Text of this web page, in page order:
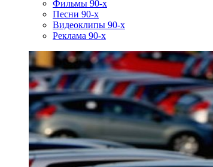
Фильмы 90-х
Песни 90-х
Видеоклипы 90-х
Реклама 90-х